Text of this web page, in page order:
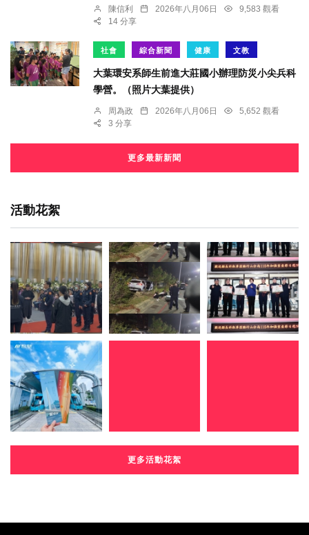
陳信利 2026年八月06日
9,583 觀看
14 分享
社會 綜合新聞 健康 文教
大葉環安系師生前進大莊國小辦理防災小尖兵科
學營。（照片大葉提供）
周為政 2026年八月06日
5,652 觀看
3 分享
更多最新新聞
活動花絮
更多活動花絮